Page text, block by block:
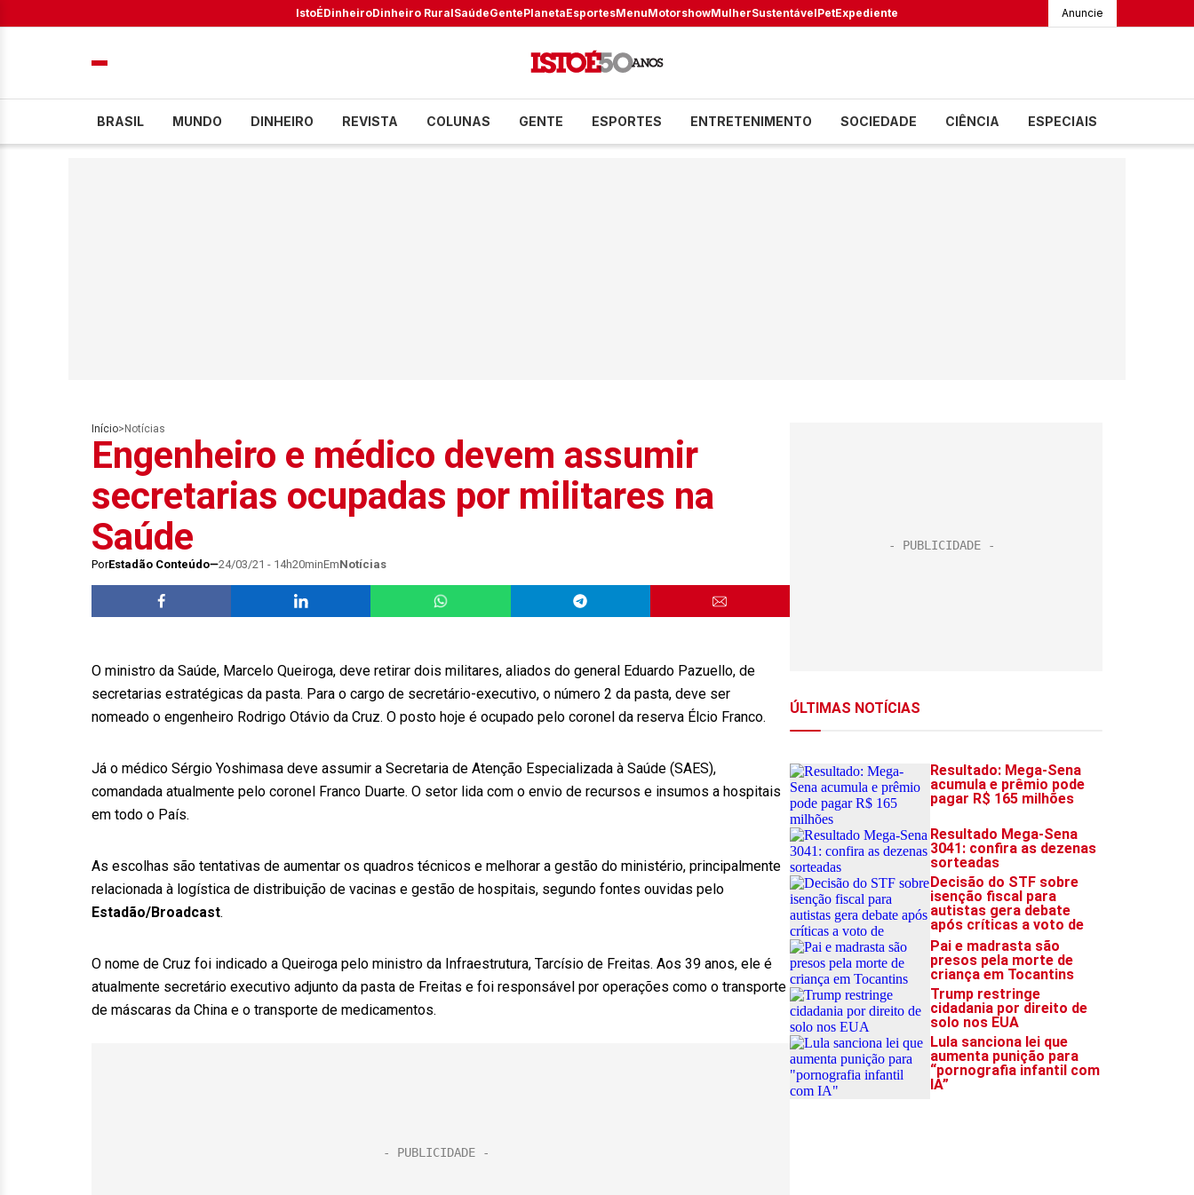
IstoÉDinheiroDinheiro RuralSaúdeGentePlanetaEsportesMenuMotorshowMulherSustentávelPetExpediente Anuncie
BRASIL MUNDO DINHEIRO REVISTA COLUNAS GENTE ESPORTES ENTRETENIMENTO SOCIEDADE CIÊNCIA ESPECIAIS
Início> Notícias
Engenheiro e médico devem assumir
secretarias ocupadas por militares na
Saúde
PorEstadão Conteúdo 24/03/21 - 14h20minEmNotícias
O ministro da Saúde, Marcelo Queiroga, deve retirar dois militares, aliados do general Eduardo Pazuello, de
secretarias estratégicas da pasta. Para o cargo de secretário-executivo, o número 2 da pasta, deve ser
nomeado o engenheiro Rodrigo Otávio da Cruz. O posto hoje é ocupado pelo coronel da reserva Élcio Franco.
Já o médico Sérgio Yoshimasa deve assumir a Secretaria de Atenção Especializada à Saúde (SAES),
comandada atualmente pelo coronel Franco Duarte. O setor lida com o envio de recursos e insumos a hospitais
em todo o País.
As escolhas são tentativas de aumentar os quadros técnicos e melhorar a gestão do ministério, principalmente
relacionada à logística de distribuição de vacinas e gestão de hospitais, segundo fontes ouvidas pelo
Estadão/Broadcast.
O nome de Cruz foi indicado a Queiroga pelo ministro da Infraestrutura, Tarcísio de Freitas. Aos 39 anos, ele é
atualmente secretário executivo adjunto da pasta de Freitas e foi responsável por operações como o transporte
de máscaras da China e o transporte de medicamentos.